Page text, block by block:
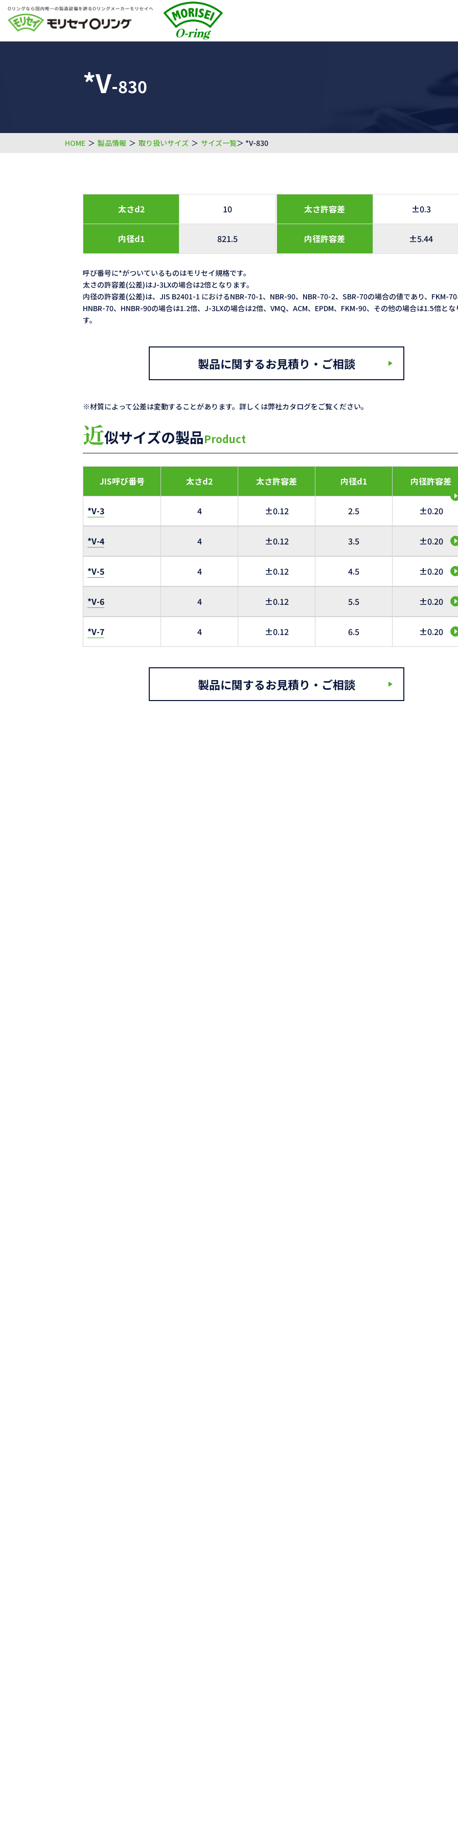
*V-830
HOME ＞ 製品情報 ＞ 取り扱いサイズ ＞ サイズ一覧＞ *V-830
太さd2 10
内径d1 821.5
太さ許容差 ±0.3
内径許容差 ±5.44
呼び番号に*がついているものはモリセイ規格です。
太さの許容差(公差)はJ-3LXの場合は2倍となります。
内径の許容差(公差)は、JIS B2401-1 におけるNBR-70-1、NBR-90、NBR-70-2、SBR-70の場合の値であり、FKM-
HNBR-70、HNBR-90の場合は1.2倍、J-3LXの場合は2倍、VMQ、ACM、EPDM、FKM-90、その他の場合は1.5倍とな
す。
製品に関するお見積り・ご相談
※材質によって公差は変動することがあります。詳しくは弊社カタログをご覧ください。
近似サイズの製品Product
JIS呼び番号 太さd2 太さ許容差 内径d1 内径許容差
*V-3 4 ±0.12 2.5 ±0.20
*V-4 4 ±0.12 3.5 ±0.20
*V-5 4 ±0.12 4.5 ±0.20
*V-6 4 ±0.12 5.5 ±0.20
*V-7 4 ±0.12 6.5 ±0.20
製品に関するお見積り・ご相談